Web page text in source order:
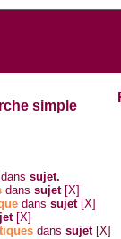
simple
danssujet.
danssujet [X]
danssujet [X]
[X]
danssujet [X]